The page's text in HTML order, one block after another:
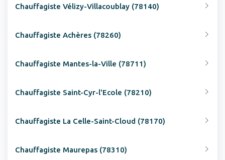
Chauffagiste Vélizy-Villacoublay (78140)
Chauffagiste Achères (78260)
Chauffagiste Mantes-la-Ville (78711)
Chauffagiste Saint-Cyr-l'Ecole (78210)
Chauffagiste La Celle-Saint-Cloud (78170)
Chauffagiste Maurepas (78310)